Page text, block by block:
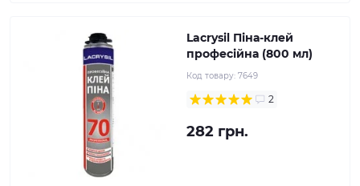
Lacrysil Піна-клей
професійна (800 мл)
Код товару: 7649
2
282 грн.